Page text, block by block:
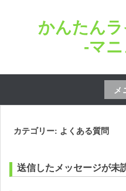
ス
かんたん
-マ
メ
コ
カテゴリー: よくある質問
送信したメッセージが未